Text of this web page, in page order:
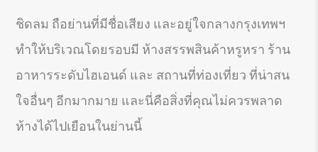
ชิดลม ถือย่านที่มีชื่อเสียง และอยู่ใจกลางกรุงเทพฯ
ทำให้บริเวณโดยรอบมี ห้างสรรพสินค้าหรูหรา ร้าน
อาหารระดับไฮเอนด์ และ สถานที่ท่องเที่ยว ที่น่าสน
ใจอื่นๆ อีกมากมาย และนี่คือสิ่งที่คุณไม่ควรพลาด
ห้างได้ไปเยือนในย่านนี้